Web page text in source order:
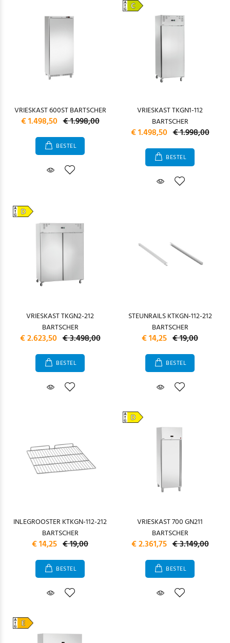
VRIESKAST 600ST BARTSCHER
€ 1.498,50 € 1.998,00
BESTEL
VRIESKAST TKGN1-112
BARTSCHER
€ 1.498,50 € 1.998,00
BESTEL
VRIESKAST TKGN2-212
BARTSCHER
€ 2.623,50 € 3.498,00
BESTEL
STEUNRAILS KTKGN-112-212
BARTSCHER
€ 14,25 € 19,00
BESTEL
INLEGROOSTER KTKGN-112-212
BARTSCHER
€ 14,25 € 19,00
BESTEL
VRIESKAST 700 GN211
BARTSCHER
€ 2.361,75 € 3.149,00
BESTEL